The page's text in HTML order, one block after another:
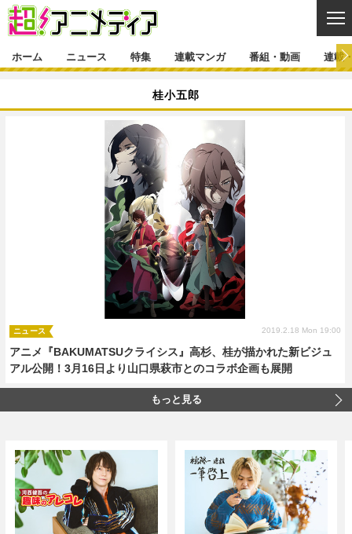
ニュース一覧
ゲーム・アプリ
イベント
コスプレ
新帝スタ
特集一覧
インタビュー レポート
ラキりす
連載マンガ一覧 連載一覧
番組・動画一覧
連載・ブログ一覧
編集部ブログ・お知らせ
ホーム ニュース 特集 連載マンガ 番組・動画 連載
桂小五郎
アニメ『BAKUMATSUクライシス』高杉、桂が描かれた新ビジュ
アル公開！3月16日より山口県萩市とのコラボ企画も展開
ニュース 2019.2.18 Mon 19:00
もっと見る